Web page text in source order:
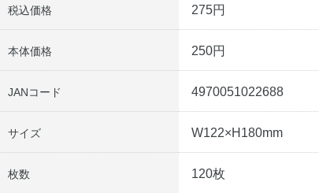
税込価格 275円
本体価格 250円
JANコード 4970051022688
サイズ W122×H180mm
枚数 120枚